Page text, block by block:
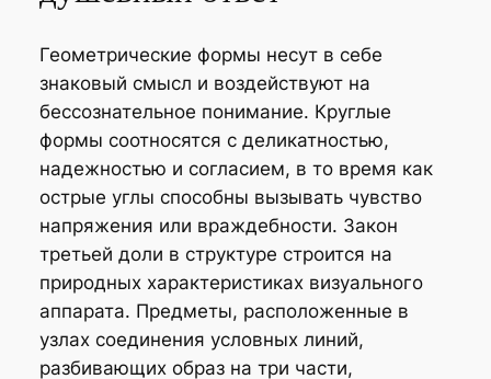
Геометрические формы несут в себе
знаковый смысл и воздействуют на
бессознательное понимание. Круглые
формы соотносятся с деликатностью,
надежностью и согласием, в то время как
острые углы способны вызывать чувство
напряжения или враждебности. Закон
третьей доли в структуре строится на
природных характеристиках визуального
аппарата. Предметы, расположенные в
узлах соединения условных линий,
разбивающих образ на три части,